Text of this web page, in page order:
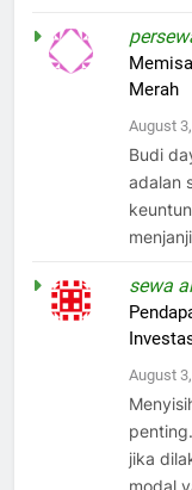
Merah
August
Budi
adalan
sewa
August
jika